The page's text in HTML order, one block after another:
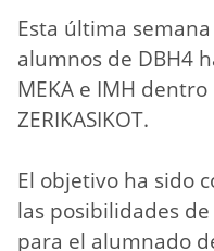
Esta última
alumnos de DBH4
MEKA e IMH
ZERIKASIKOT.
El objetivo ha sido
las posibilidades
para el alumnado